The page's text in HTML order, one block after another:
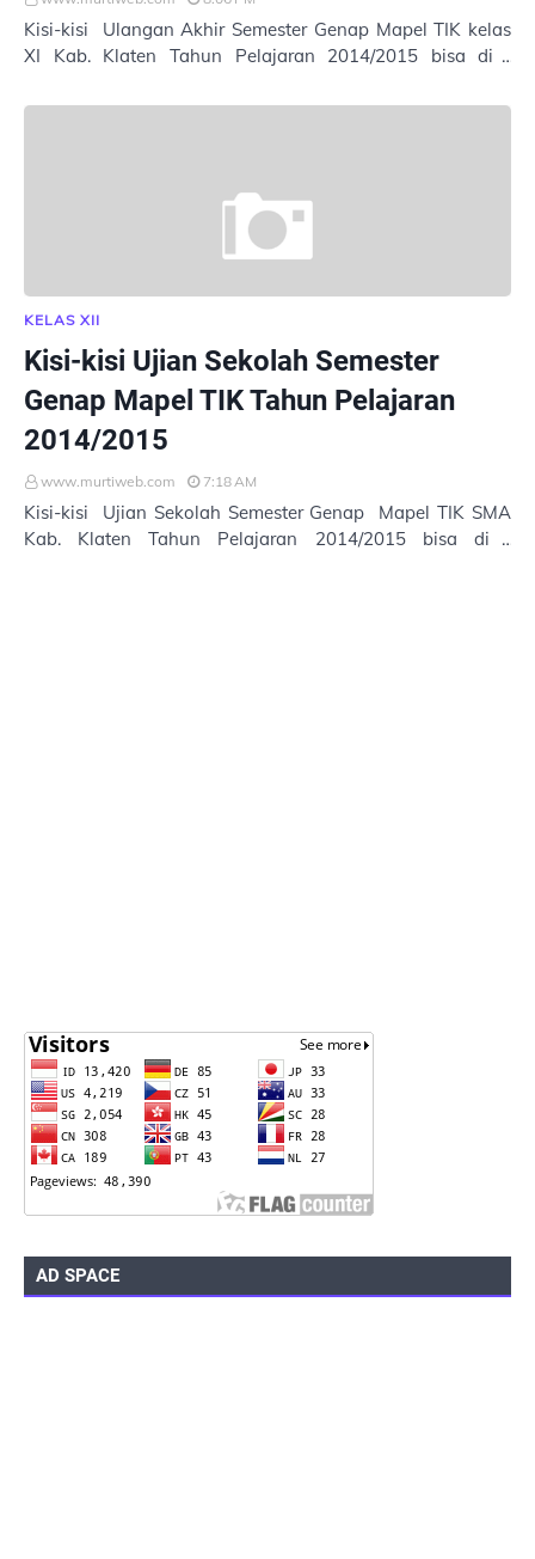
Kisi-kisi Ulangan Akhir Semester Genap Mapel TIK kelas
XI Kab. Klaten Tahun Pelajaran 2014/2015 bisa di
KELAS XII
Kisi-kisi Ujian Sekolah Semester
Genap Mapel TIK Tahun Pelajaran
2014/2015
www.murtiweb.com 7:18 AM
Kisi-kisi Ujian Sekolah Semester Genap Mapel TIK SMA
Kab. Klaten Tahun Pelajaran 2014/2015 bisa di
AD SPACE